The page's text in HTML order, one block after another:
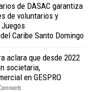
de DASAC garantiza
de voluntarios y
Caribe Santo Domingo
aclara que desde 2022
societaria,
en GESPRO